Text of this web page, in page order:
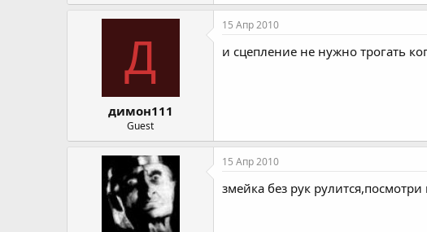
Д
димон111
Guest
15 Апр 2010
и сцепление не нужно трогать
15 Апр 2010
змейка без рук